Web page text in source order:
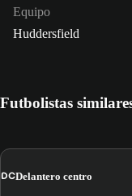
Equipo
Huddersfield
Futbolistas
DCDelantero centro